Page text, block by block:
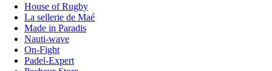
House of Rugby
La sellerie de Maé
Made in Paradis
Nauti-wave
On-Fight
Padel-Expert